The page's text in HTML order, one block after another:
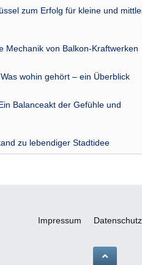
zum Erfolg für kleine und
Mechanik von Balkon-Kraftwerken
wohin gehört – ein Überblick
Balanceakt der Gefühle und
zu lebendiger Stadtidee
Impressum Datenschutz